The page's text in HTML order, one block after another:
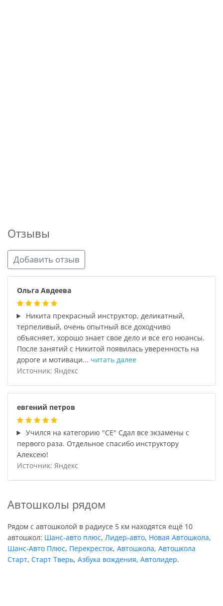
Отзывы
Добавить отзыв
Ольга Авдеева
Никита прекрасный инструктор, деликатный,
терпеливый, очень опытный все доходчиво
объясняет, хорошо знает свое дело и все его нюансы.
После занятий с Никитой появилась уверенность на
дороге и мотиваци... читать далее
Источник: Яндекс
евгений петров
Учился на категорию "СЕ" Сдал все экзамены с
первого раза. Отдельное спасибо инструктору
Алексею!
Источник: Яндекс
Автошколы рядом
Рядом с автошколой в радиусе 5 км находятся ещё 10
автошкол: Шанс-авто плюс, Лидер-авто, Новая Автошкола,
Шанс-Авто Плюс, Перекресток, Автошкола, Автошкола
Старт, Старт Тверь, Азбука вождения, Автолидер.